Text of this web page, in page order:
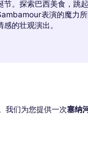
节。探索巴西美食，跳
表演的魔力
感的壮观演出。
我们为您提供一次塞纳